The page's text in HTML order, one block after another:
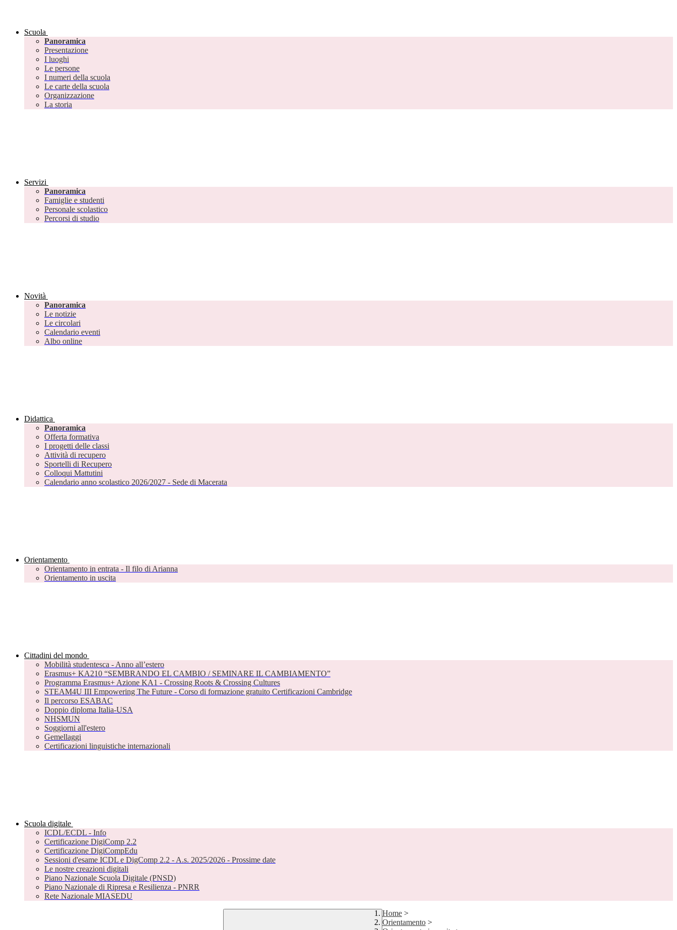
Scuola
Panoramica
Presentazione
I luoghi
Le persone
I numeri della scuola
Le carte della scuola
Organizzazione
La storia
Servizi
Panoramica
Famiglie e studenti
Personale scolastico
Percorsi di studio
Novità
Panoramica
Le notizie
Le circolari
Calendario eventi
Albo online
Didattica
Panoramica
Offerta formativa
I progetti delle classi
Attività di recupero
Sportelli di Recupero
Colloqui Mattutini
Calendario anno scolastico 2026/2027 - Sede di Macerata
Orientamento
Orientamento in entrata - Il filo di Arianna
Orientamento in uscita
Cittadini del mondo
Mobilità studentesca - Anno all’estero
Erasmus+ KA210 “SEMBRANDO EL CAMBIO / SEMINARE IL CAMBIAMENTO”
Programma Erasmus+ Azione KA1 - Crossing Roots & Crossing Cultures
STEAM4U III Empowering The Future - Corso di formazione gratuito Certificazioni Cambridge
Il percorso ESABAC
Doppio diploma Italia-USA
NHSMUN
Soggiorni all'estero
Gemellaggi
Certificazioni linguistiche internazionali
Scuola digitale
ICDL/ECDL - Info
Certificazione DigiComp 2.2
Certificazione DigiCompEdu
Sessioni d'esame ICDL e DigComp 2.2 - A.s. 2025/2026 - Prossime date
Le nostre creazioni digitali
Piano Nazionale Scuola Digitale (PNSD)
Piano Nazionale di Ripresa e Resilienza - PNRR
Rete Nazionale MIASEDU
Home >
Orientamento >